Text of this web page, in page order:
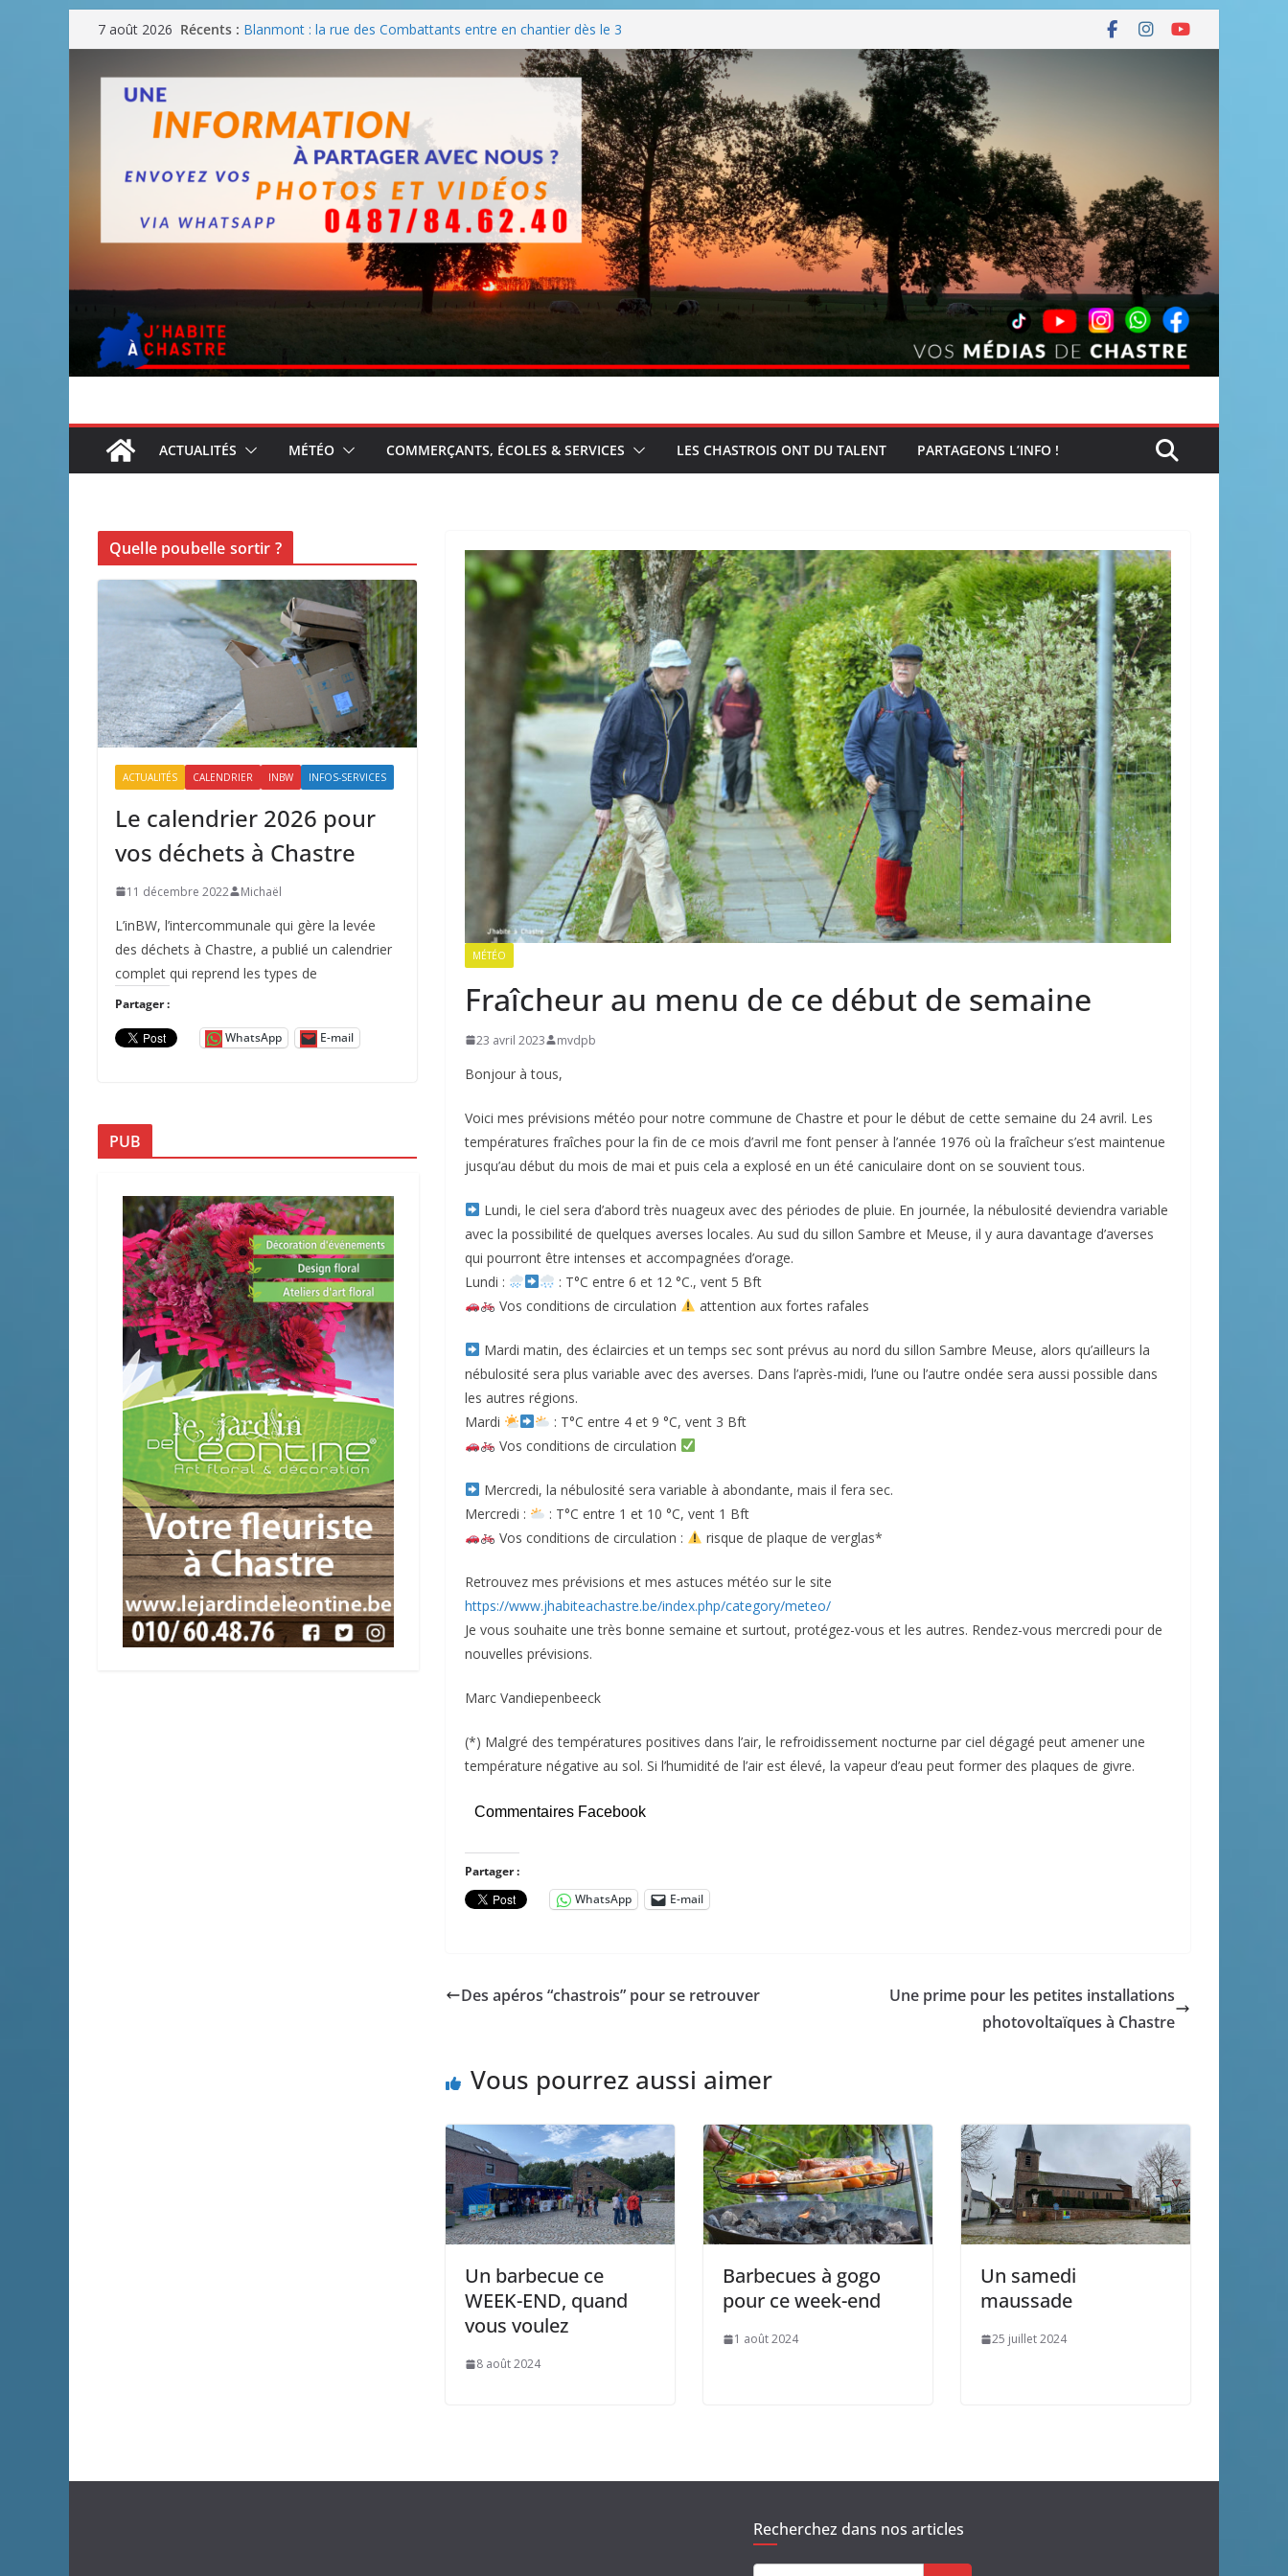
Passer
au
contenu
7 août 2026 Récents : Blanmont : la rue des Combattants entre en chantier dès le 3
août
Une fête nationale sans drache
ACTUALITÉS MÉTÉO COMMERÇANTS, ÉCOLES & SERVICES LES CHASTROIS ONT DU TALENT PARTAGEONS L’INFO !
MÉTÉO
Fraîcheur au menu de ce début de semaine
23 avril 2023 mvdpb
Bonjour à tous,
Voici mes prévisions météo pour notre commune de Chastre et pour le début de cette semaine du 24 avril. Les
températures fraîches pour la fin de ce mois d’avril me font penser à l’année 1976 où la fraîcheur s’est maintenue
jusqu’au début du mois de mai et puis cela a explosé en un été caniculaire dont on se souvient tous.
Lundi, le ciel sera d’abord très nuageux avec des périodes de pluie. En journée, la nébulosité deviendra variable
avec la possibilité de quelques averses locales. Au sud du sillon Sambre et Meuse, il y aura davantage d’averses
qui pourront être intenses et accompagnées d’orage.
Lundi :
: T°C entre 6 et 12 °C., vent 5 Bft
Vos conditions de circulation
attention aux fortes rafales
Mardi matin, des éclaircies et un temps sec sont prévus au nord du sillon Sambre Meuse, alors qu’ailleurs la
nébulosité sera plus variable avec des averses. Dans l’après-midi, l’une ou l’autre ondée sera aussi possible dans
les autres régions.
Mardi
: T°C entre 4 et 9 °C, vent 3 Bft
Vos conditions de circulation
Mercredi, la nébulosité sera variable à abondante, mais il fera sec.
Mercredi :
: T°C entre 1 et 10 °C, vent 1 Bft
Vos conditions de circulation :
risque de plaque de verglas*
Retrouvez mes prévisions et mes astuces météo sur le site
https://www.jhabiteachastre.be/index.php/category/meteo/
Je vous souhaite une très bonne semaine et surtout, protégez-vous et les autres. Rendez-vous mercredi pour de
nouvelles prévisions.
Marc Vandiepenbeeck
(*) Malgré des températures positives dans l’air, le refroidissement nocturne par ciel dégagé peut amener une
température négative au sol. Si l’humidité de l’air est élevé, la vapeur d’eau peut former des plaques de givre.
Commentaires Facebook
Partager :
WhatsApp
E-mail
Des apéros “chastrois” pour se retrouver
Une prime pour les petites installations
photovoltaïques à Chastre
Vous pourrez aussi aimer
Un barbecue ce
WEEK-END, quand
vous voulez
8 août 2024
Barbecues à gogo
pour ce week-end
1 août 2024
Un samedi
maussade
25 juillet 2024
Quelle poubelle sortir ?
ACTUALITÉS CALENDRIER INBW INFOS-SERVICES
Le calendrier 2026 pour
vos déchets à Chastre
11 décembre 2022 Michaël
L’inBW, l’intercommunale qui gère la levée
des déchets à Chastre, a publié un calendrier
complet qui reprend les types de
Partager :
WhatsApp E-mail
PUB
Recherchez dans nos articles